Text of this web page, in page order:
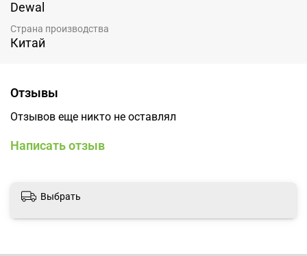
Dewal
Страна производства
Китай
Отзывы
Отзывов еще никто не оставлял
Написать отзыв
Выбрать